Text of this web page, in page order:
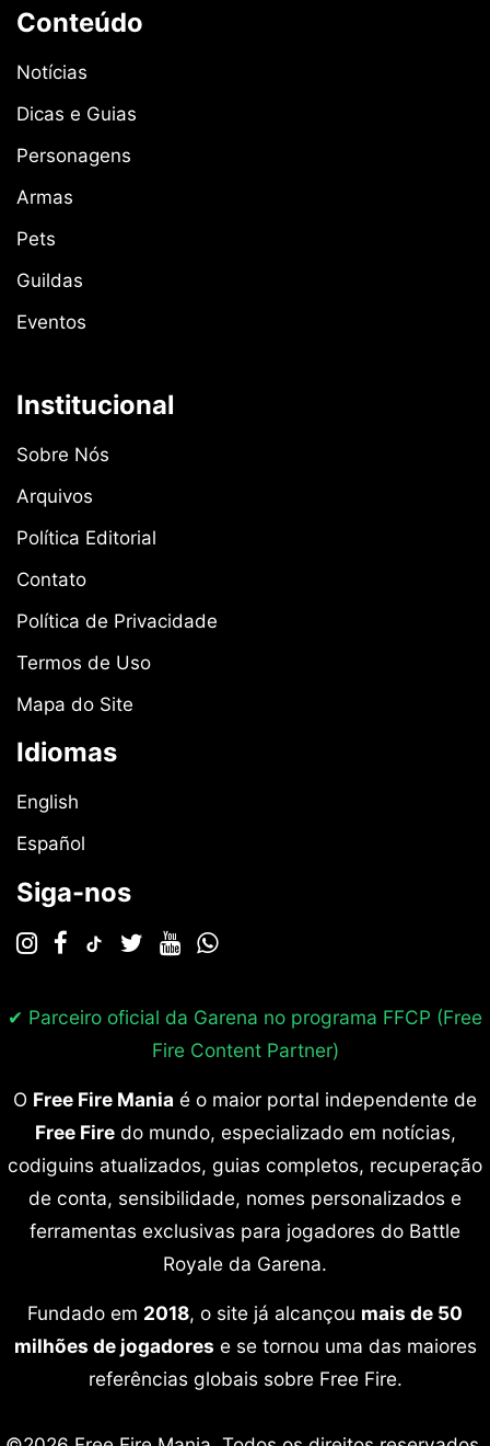
Conteúdo
Notícias
Dicas e Guias
Personagens
Armas
Pets
Guildas
Eventos
Institucional
Sobre Nós
Arquivos
Política Editorial
Contato
Política de Privacidade
Termos de Uso
Mapa do Site
Idiomas
English
Español
Siga-nos
✔ Parceiro oficial da Garena no programa FFCP (Free
Fire Content Partner)
O Free Fire Mania é o maior portal independente de
Free Firedo mundo, especializado em notícias,
codiguins atualizados, guias completos, recuperação
de conta, sensibilidade, nomes personalizados e
ferramentas exclusivas para jogadores do Battle
Royale da Garena.
Fundado em 2018, o site já alcançou mais de 50
milhões de jogadores e se tornou uma das maiores
referências globais sobre Free Fire.